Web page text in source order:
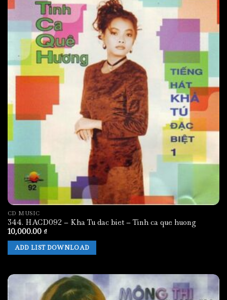
CD MUSIC
344. HACD092 – Kha Tu dac biet – Tinh ca que huong
10,000.00 ₫
ADD LIST DOWNLOAD